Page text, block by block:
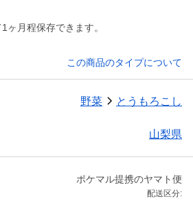
ヶ月程保存できます。
この商品のタイプについて
野菜 とうもろこし
山梨県
ポケマル提携のヤマト便
配送区分: